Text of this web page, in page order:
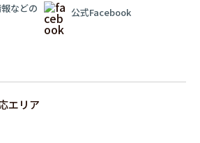
などの
公式Facebook
エリア